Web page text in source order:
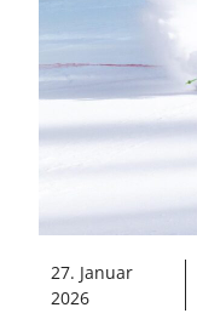
27. Januar
2026